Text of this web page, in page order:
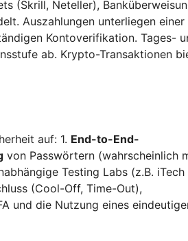
(Skrill, Neteller),
Auszahlungen unterliegen einer
Kontoverifikation. Tages-
ab. Krypto-Transaktionen
auf: 1. End-to-End-
von Passwörtern (wahrscheinlich
Testing Labs (z.B. iTech
(Cool-Off, Time-Out),
und die Nutzung eines